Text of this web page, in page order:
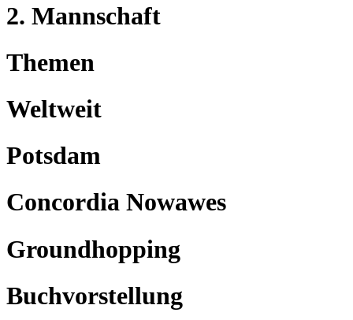
2. Mannschaft
Themen
Weltweit
Potsdam
Concordia Nowawes
Groundhopping
Buchvorstellung